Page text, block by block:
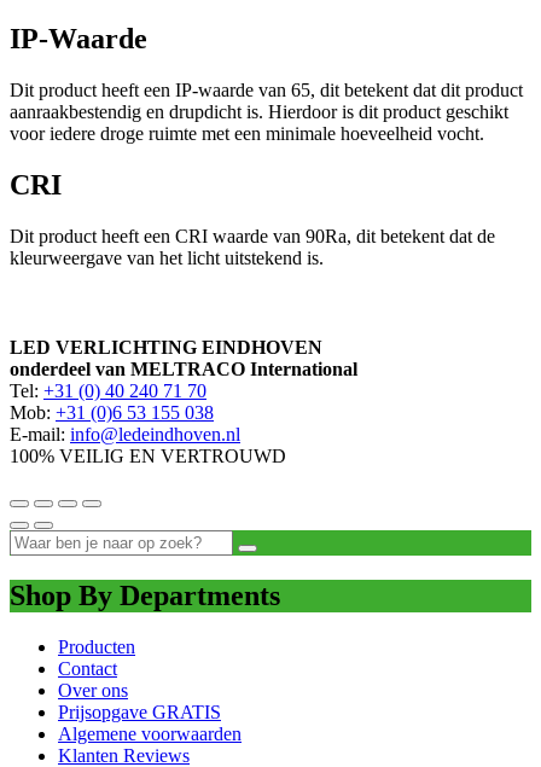
IP-Waarde
Dit product heeft een IP-waarde van 65, dit betekent dat dit product
aanraakbestendig en drupdicht is. Hierdoor is dit product geschikt
voor iedere droge ruimte met een minimale hoeveelheid vocht.
CRI
Dit product heeft een CRI waarde van 90Ra, dit betekent dat de
kleurweergave van het licht uitstekend is.
LED VERLICHTING EINDHOVEN
onderdeel van MELTRACO International
Tel: +31 (0) 40 240 71 70
Mob: +31 (0)6 53 155 038
E-mail: info@ledeindhoven.nl
100% VEILIG EN VERTROUWD
Shop By Departments
Producten
Contact
Over ons
Prijsopgave GRATIS
Algemene voorwaarden
Klanten Reviews